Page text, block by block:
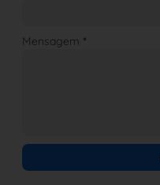
Mensagem *